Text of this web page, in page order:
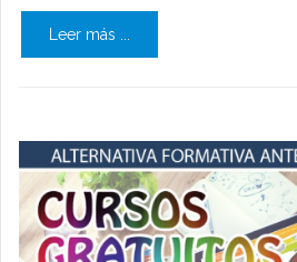
Leer más ...